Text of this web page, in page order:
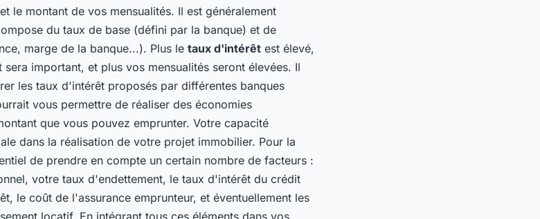
le montant de vos mensualités. Il est généralement
du taux de base (défini par la banque) et de
marge de la banque...). Plus le taux d'intérêt est élevé,
important, et plus vos mensualités seront élevées. Il
les taux d'intérêt proposés par différentes banques
vous permettre de réaliser des économies
que vous pouvez emprunter. Votre capacité
dans la réalisation de votre projet immobilier. Pour la
de prendre en compte un certain nombre de facteurs :
votre taux d'endettement, le taux d'intérêt du crédit
le coût de l'assurance emprunteur, et éventuellement les
locatif. En intégrant tous ces éléments dans vos